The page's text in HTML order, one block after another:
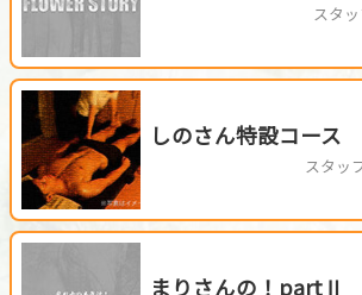
スタ
しのさん特設コース
スタッ
まりさんの！partⅡ